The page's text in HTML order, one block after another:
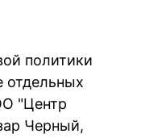
политики
отдельных
"Центр
Черный,